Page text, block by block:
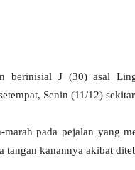
berinisial J (30) asal
Senin (11/12)
pada pejalan yang
tangan kanannya akibat